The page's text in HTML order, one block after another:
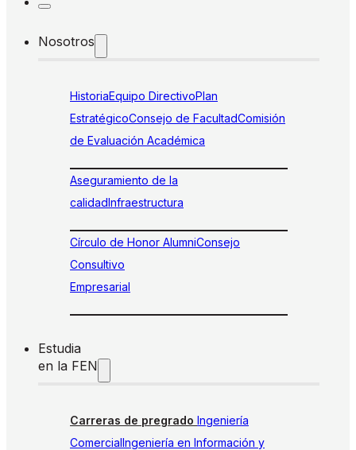
Nosotros
HistoriaEquipo DirectivoPlan
EstratégicoConsejo de FacultadComisión
de Evaluación Académica
Aseguramiento de la
calidadInfraestructura
Círculo de Honor AlumniConsejo
Consultivo
Empresarial
Estudia
en la FEN
Carreras de pregrado Ingeniería
ComercialIngeniería en Información y